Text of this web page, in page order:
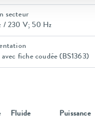
secteur
/ 230 V; 50 Hz
fiche coudée (BS1363)
Fluide
Puissance